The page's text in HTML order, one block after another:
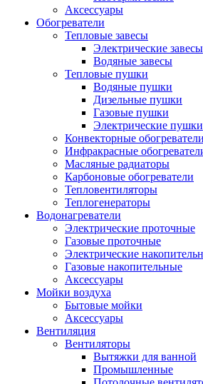
Аксессуары
Обогреватели
Тепловые завесы
Электрические завесы
Водяные завесы
Тепловые пушки
Водяные пушки
Дизельные пушки
Газовые пушки
Электрические пушки
Конвекторные обогреватели
Инфракрасные
Масляные радиаторы
Карбоновые обогреватели
Тепловентиляторы
Теплогенераторы
Водонагреватели
Электрические проточные
Газовые проточные
Электрические
Газовые накопительные
Аксессуары
Мойки воздуха
Бытовые мойки
Аксессуары
Вентиляция
Вентиляторы
Вытяжки для ванной
Промышленные